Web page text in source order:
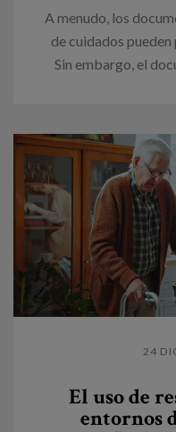
A menudo, los
de cuidados
Sin embargo, el
24
El uso de
entornos